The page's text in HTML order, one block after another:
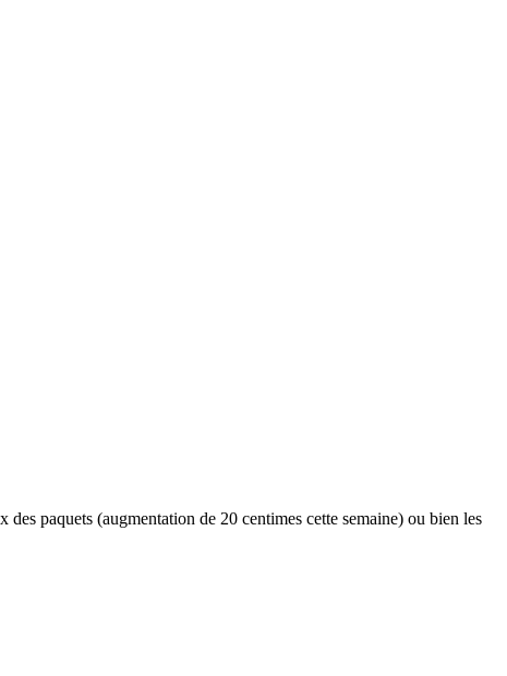
paquets (augmentation de 20 centimes cette semaine) ou bien les